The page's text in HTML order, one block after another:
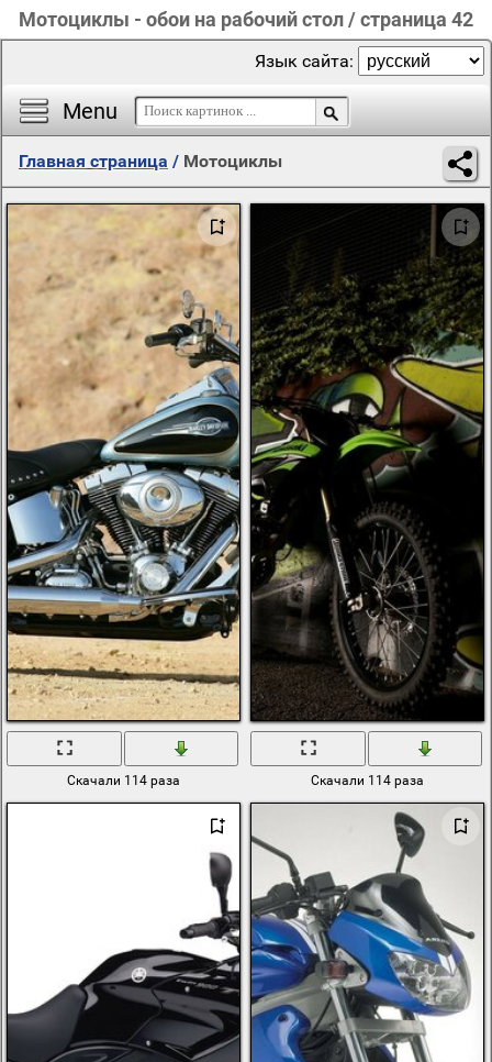
Мотоциклы - обои на рабочий стол / страница 42
Menu
Язык сайта:
Главная страница / Мотоциклы
Скачали 114 раза Скачали 114 раза